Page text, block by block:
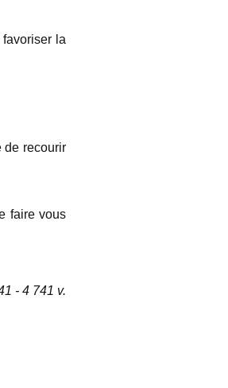
la
de recourir
faire vous
- 4 741 v.